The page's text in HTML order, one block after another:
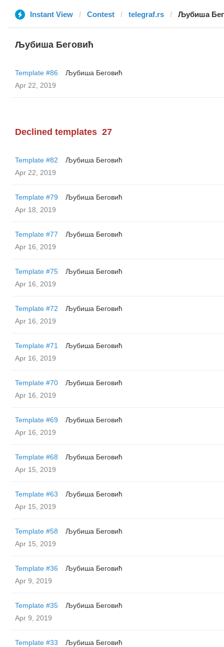
Instant View Contest telegraf.rs Љубиша
Љубиша Беговић
Template #86
Љубиша Беговић
Apr 22, 2019
Declined templates 27
Template #82
Љубиша Беговић
Apr 22, 2019
Template #79
Љубиша Беговић
Apr 18, 2019
Template #77
Љубиша Беговић
Apr 16, 2019
Template #75
Љубиша Беговић
Apr 16, 2019
Template #72
Љубиша Беговић
Apr 16, 2019
Template #71
Љубиша Беговић
Apr 16, 2019
Template #70
Љубиша Беговић
Apr 16, 2019
Template #69
Љубиша Беговић
Apr 16, 2019
Template #68
Љубиша Беговић
Apr 15, 2019
Template #63
Љубиша Беговић
Apr 15, 2019
Template #58
Љубиша Беговић
Apr 15, 2019
Template #36
Љубиша Беговић
Apr 9, 2019
Template #35
Љубиша Беговић
Apr 9, 2019
Template #33
Љубиша Беговић